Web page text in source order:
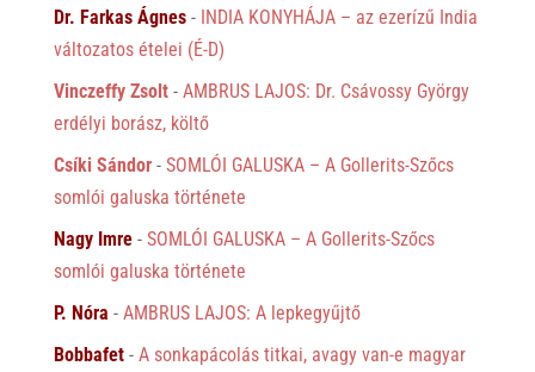
Dr. Farkas Ágnes- INDIA KONYHÁJA – az ezerízű India
változatos ételei (É-D)
Vinczeffy Zsolt- AMBRUS LAJOS: Dr. Csávossy György
erdélyi borász, költő
Csíki Sándor- SOMLÓI GALUSKA – A Gollerits-Szőcs
somlói galuska története
Nagy Imre- SOMLÓI GALUSKA – A Gollerits-Szőcs
somlói galuska története
P. Nóra - AMBRUS LAJOS: A lepkegyűjtő
Bobbafet- A sonkapácolás titkai, avagy van-e magyar